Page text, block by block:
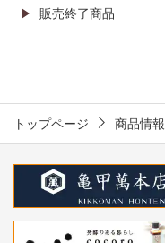
販売終了商品
トップページ 商品情報